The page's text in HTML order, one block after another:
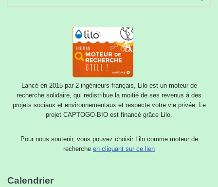
Lancé en 2015 par 2 ingénieurs français, Lilo est un moteur de
recherche solidaire, qui redistribue la moitié de ses revenus à des
projets sociaux et environnementaux et respecte votre vie privée. Le
projet CAPTOGO-BIO est financé grâce Lilo.
Pour nous soutenir, vous pouvez choisir Lilo comme moteur de
recherche en cliquant sur ce lien
Calendrier